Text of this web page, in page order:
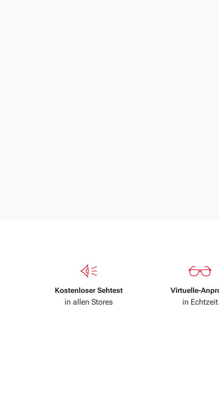
Kostenloser Sehtest
in allen Stores
Virtuelle-
in Echtzeit